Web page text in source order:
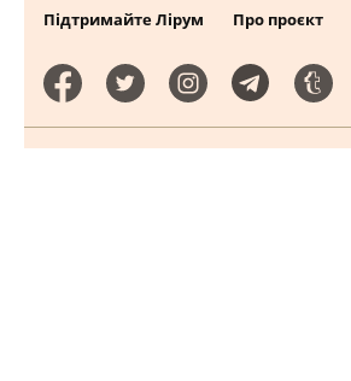
Підтримайте Лірум Про проєкт